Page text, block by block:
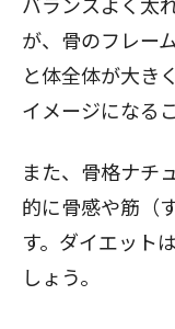
が、骨のフレー
と体全体が大き
イメージになる
また、骨格ナチ
的に骨感や筋（
す。ダイエット
しょう。